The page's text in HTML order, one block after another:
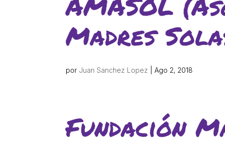
Madres
por Juan Sanchez Lopez |Ago 2, 2018
Fundación
Els comptes
Memòria